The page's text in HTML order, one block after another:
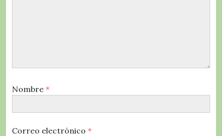
Nombre *
Correo electrónico *